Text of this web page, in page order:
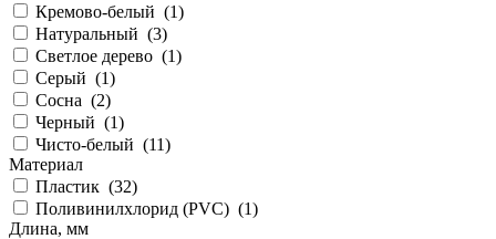
Кремово-белый (1)
Натуральный (3)
Светлое дерево (1)
Серый (1)
Сосна (2)
Черный (1)
Чисто-белый (11)
Материал
Пластик (32)
Поливинилхлорид (PVC) (1)
Длина, мм